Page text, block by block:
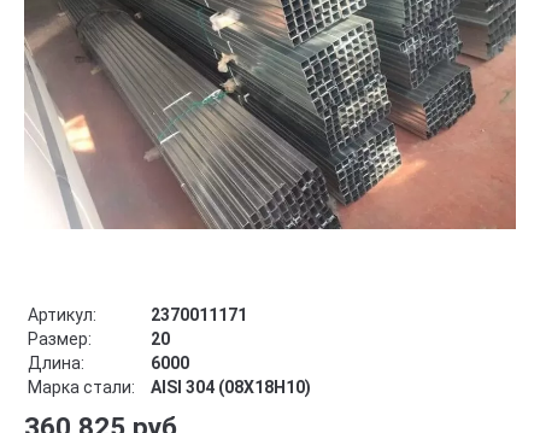
Артикул:
2370011171
Размер:
20
Длина:
6000
Марка стали:
AISI 304 (08Х18Н10)
360 825 руб